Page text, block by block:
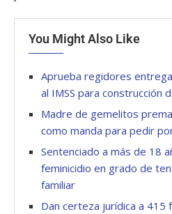
You Might Also Like
Aprueba regidores
al IMSS para construcción
Madre de gemelitos
como manda para pedir
Sentenciado a más de 18
feminicidio en grado de
familiar
Dan certeza jurídica a 415